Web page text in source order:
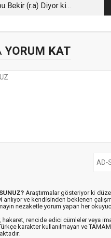
Bekir (r.a) Diyor ki…
YORUM KAT
Araştırmalar gösteriyor ki
anlıyor ve kendisinden beklenen
nezaketle yorum yapan her
hakaret, rencide edici cümleler veya
karakter kullanılmayan ve